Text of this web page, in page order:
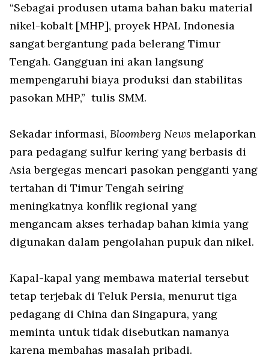
“Sebagai produsen utama bahan baku material
nikel-kobalt [MHP], proyek HPAL Indonesia
sangat bergantung pada belerang Timur
Tengah. Gangguan ini akan langsung
mempengaruhi biaya produksi dan stabilitas
pasokan MHP,” tulis SMM.
Sekadar informasi, Bloomberg News melaporkan
para pedagang sulfur kering yang berbasis di
Asia bergegas mencari pasokan pengganti yang
tertahan di Timur Tengah seiring
meningkatnya konflik regional yang
mengancam akses terhadap bahan kimia yang
digunakan dalam pengolahan pupuk dan nikel.
Kapal-kapal yang membawa material tersebut
tetap terjebak di Teluk Persia, menurut tiga
pedagang di China dan Singapura, yang
meminta untuk tidak disebutkan namanya
karena membahas masalah pribadi.